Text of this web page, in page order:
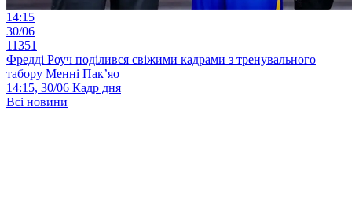
14:15
30/06
11351
Фредді Роуч поділився свіжими кадрами з тренувального
табору Менні Пак’яо
14:15, 30/06 Кадр дня
Всі новини